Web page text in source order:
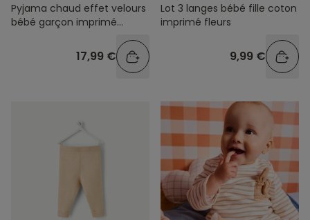
Pyjama chaud effet velours
bébé garçon imprimé
17,99 €
Lot 3 langes bébé fille coton
imprimé fleurs
9,99 €